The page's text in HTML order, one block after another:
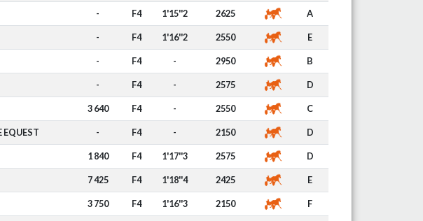
- F4 1'15''2 2625 A
- F4 1'16''2 2550 E
- F4 - 2950 B
- F4 - 2575 D
3 640 F4 - 2550 C
EQUEST - F4 - 2150 D
1 840 F4 1'17''3 2575 D
7 425 F4 1'18''4 2425 E
3 750 F4 1'16''3 2150 F